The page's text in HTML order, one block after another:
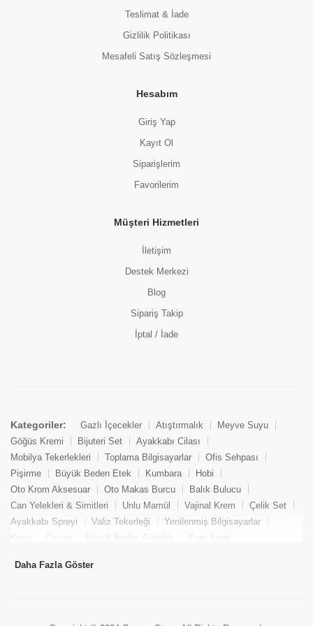
Teslimat & İade
Gizlilik Politikası
Mesafeli Satış Sözleşmesi
Hesabım
Giriş Yap
Kayıt Ol
Siparişlerim
Favorilerim
Müşteri Hizmetleri
İletişim
Destek Merkezi
Blog
Sipariş Takip
İptal / İade
Kategoriler: Gazlı İçecekler Atıştırmalık
Meyve Suyu
Göğüs Kremi
Bijuteri Set
Ayakkabı Cilası
Mobilya Tekerlekleri
Toplama Bilgisayarlar
Ofis Sehpası
Pişirme
Büyük Beden Etek Kumbara
Hobi
Oto Krom Aksesuar
Oto Makas Burcu
Balık Bulucu
Can Yelekleri & Simitleri
Unlu Mamül Vajinal Krem
Çelik Set
Ayakkabı Spreyi
Valiz Tekerleği
Yenilenmiş Bilgisayarlar
Kasa
Cezve Büyük Beden Gömlek
Kum Saati
Tekne Bağlama & Demirleme
Daha Fazla Göster